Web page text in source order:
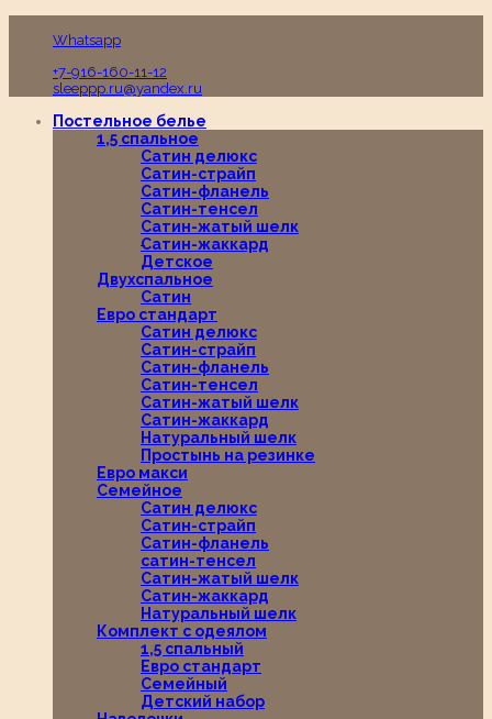
Whatsapp
+7-916-160-11-12
sleeppp.ru@yandex.ru
Постельное белье
1,5 спальное
Сатин делюкс
Сатин-страйп
Сатин-фланель
Сатин-тенсел
Сатин-жатый шелк
Сатин-жаккард
Детское
Двухспальное
Сатин
Евро стандарт
Сатин делюкс
Сатин-страйп
Сатин-фланель
Сатин-тенсел
Сатин-жатый шелк
Сатин-жаккард
Натуральный шелк
Простынь на резинке
Евро макси
Семейное
Сатин делюкс
Сатин-страйп
Сатин-фланель
сатин-тенсел
Сатин-жатый шелк
Сатин-жаккард
Натуральный шелк
Комплект с одеялом
1,5 спальный
Евро стандарт
Семейный
Детский набор